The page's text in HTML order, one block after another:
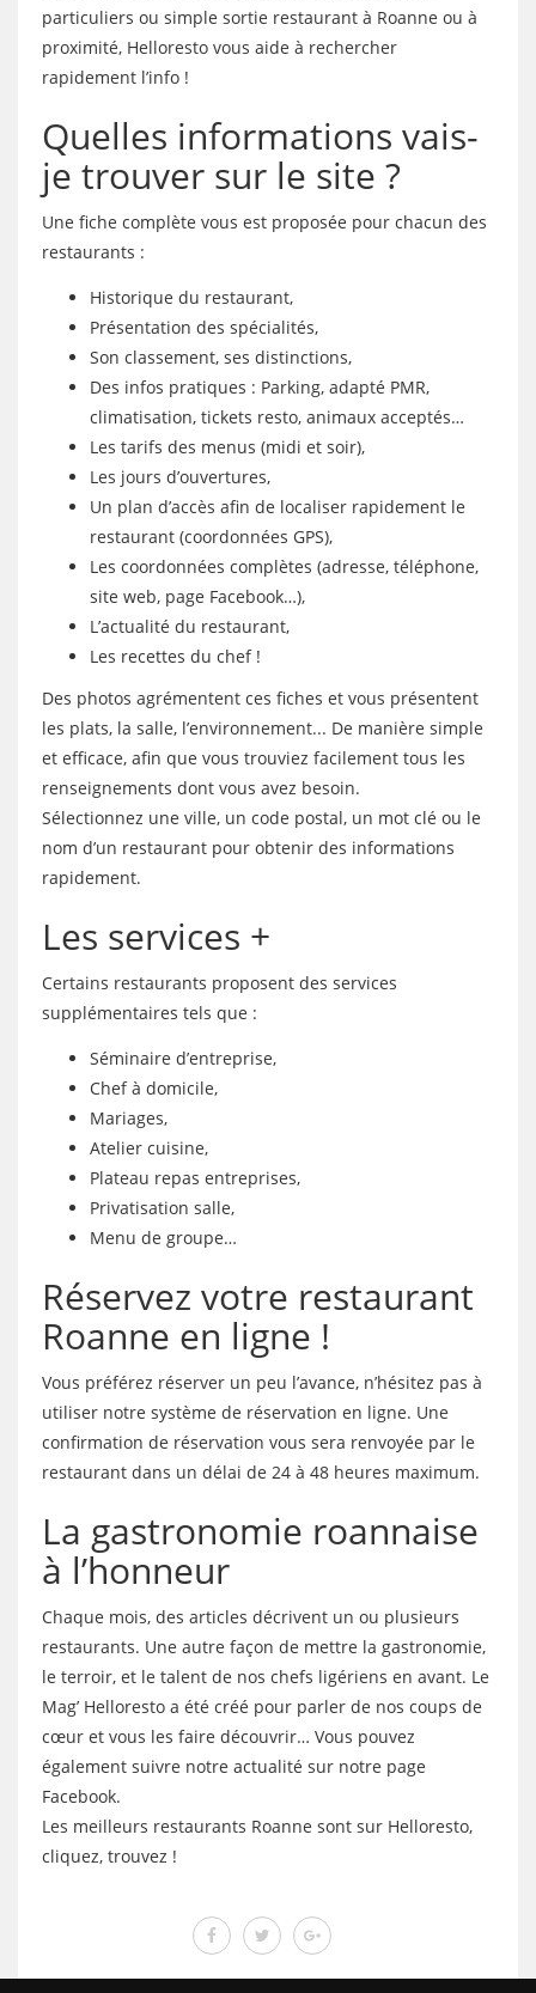
particuliers ou simple sortie restaurant à Roanne ou à
proximité, Helloresto vous aide à rechercher
rapidement l’info !
Quelles informations vais-
je trouver sur le site ?
Une fiche complète vous est proposée pour chacun des
restaurants :
Historique du restaurant,
Présentation des spécialités,
Son classement, ses distinctions,
Des infos pratiques : Parking, adapté PMR,
climatisation, tickets resto, animaux acceptés…
Les tarifs des menus (midi et soir),
Les jours d’ouvertures,
Un plan d’accès afin de localiser rapidement le
restaurant (coordonnées GPS),
Les coordonnées complètes (adresse, téléphone,
site web, page Facebook…),
L’actualité du restaurant,
Les recettes du chef !
Des photos agrémentent ces fiches et vous présentent
les plats, la salle, l’environnement... De manière simple
et efficace, afin que vous trouviez facilement tous les
renseignements dont vous avez besoin.
Sélectionnez une ville, un code postal, un mot clé ou le
nom d’un restaurant pour obtenir des informations
rapidement.
Les services +
Certains restaurants proposent des services
supplémentaires tels que :
Séminaire d’entreprise,
Chef à domicile,
Mariages,
Atelier cuisine,
Plateau repas entreprises,
Privatisation salle,
Menu de groupe…
Réservez votre restaurant
Roanne en ligne !
Vous préférez réserver un peu l’avance, n’hésitez pas à
utiliser notre système de réservation en ligne. Une
confirmation de réservation vous sera renvoyée par le
restaurant dans un délai de 24 à 48 heures maximum.
La gastronomie roannaise
à l’honneur
Chaque mois, des articles décrivent un ou plusieurs
restaurants. Une autre façon de mettre la gastronomie,
le terroir, et le talent de nos chefs ligériens en avant. Le
Mag’ Helloresto a été créé pour parler de nos coups de
cœur et vous les faire découvrir… Vous pouvez
également suivre notre actualité sur notre page
Facebook.
Les meilleurs restaurants Roanne sont sur Helloresto,
cliquez, trouvez !